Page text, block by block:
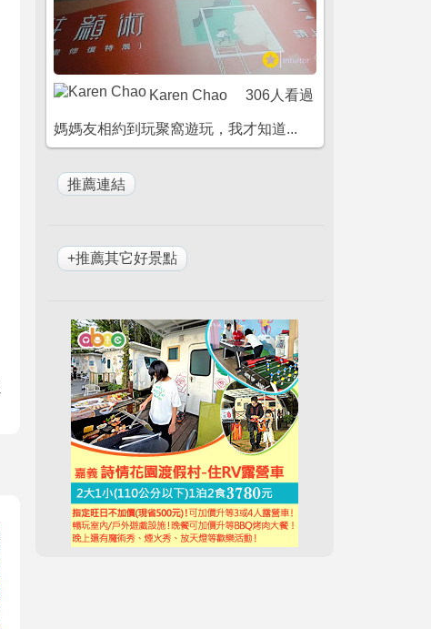
Karen Chao 306人看過
媽媽友相約到玩聚窩遊玩，我才知道...
+推薦其它好景點